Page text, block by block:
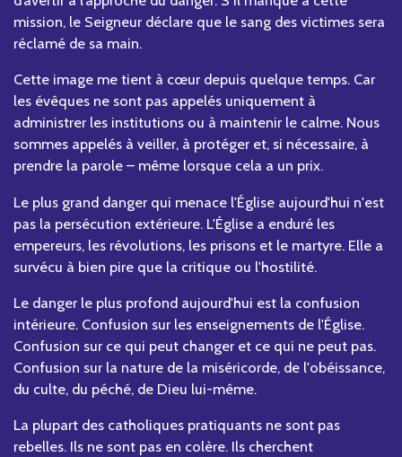
mission, le Seigneur déclare que le sang des victimes sera
réclamé de sa main.
Cette image me tient à cœur depuis quelque temps. Car
les évêques ne sont pas appelés uniquement à
administrer les institutions ou à maintenir le calme. Nous
sommes appelés à veiller, à protéger et, si nécessaire, à
prendre la parole – même lorsque cela a un prix.
Le plus grand danger qui menace l'Église aujourd'hui n'est
pas la persécution extérieure. L'Église a enduré les
empereurs, les révolutions, les prisons et le martyre. Elle a
survécu à bien pire que la critique ou l'hostilité.
Le danger le plus profond aujourd'hui est la confusion
intérieure. Confusion sur les enseignements de l'Église.
Confusion sur ce qui peut changer et ce qui ne peut pas.
Confusion sur la nature de la miséricorde, de l'obéissance,
du culte, du péché, de Dieu lui-même.
La plupart des catholiques pratiquants ne sont pas
rebelles. Ils ne sont pas en colère. Ils cherchent